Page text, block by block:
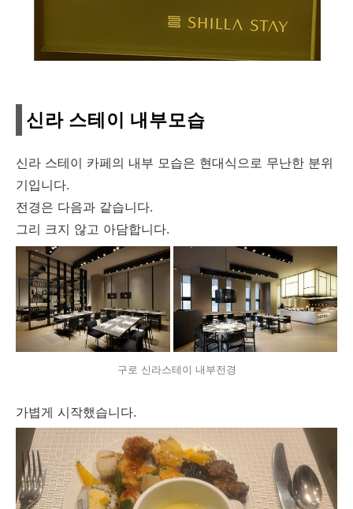
신라 스테이 내부모습
신라 스테이 카페의 내부 모습은 현대식으로 무난한 분위
기입니다.
전경은 다음과 같습니다.
그리 크지 않고 아담합니다.
구로 신라스테이 내부전경
가볍게 시작했습니다.